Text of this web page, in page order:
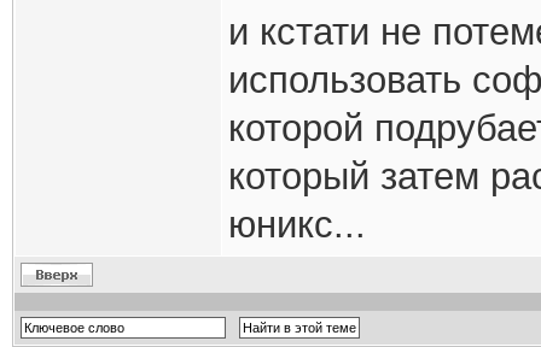
и кстати не
использовать
которой
который затем
юникс...